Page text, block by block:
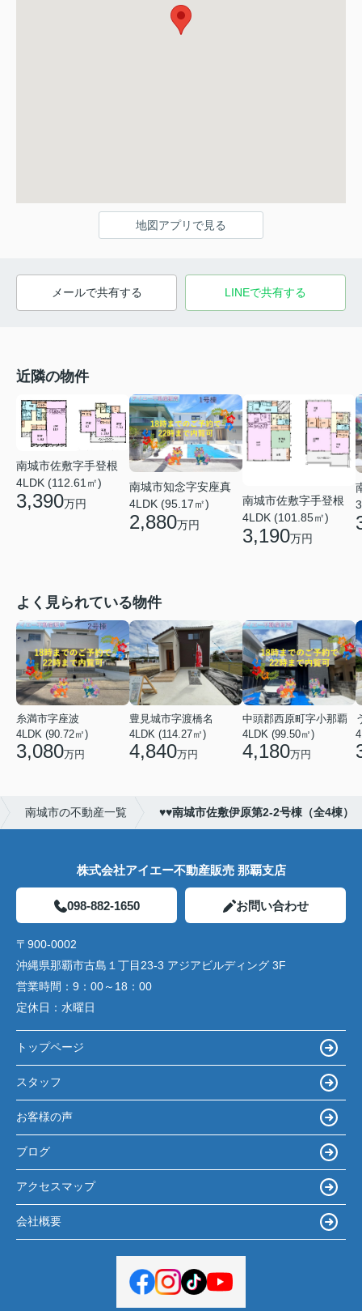
地図アプリで見る
メールで共有する LINEで共有する
近隣の物件
南城市佐敷字手登根
4LDK (112.61㎡)
3,390万円
南城市知念字安座真
4LDK (95.17㎡)
2,880万円
南城市佐敷字手登根
4LDK (101.85㎡)
3,190万円
よく見られている物件
糸満市字座波
4LDK (90.72㎡)
3,080万円
豊見城市字渡橋名
4LDK (114.27㎡)
4,840万円
中頭郡西原町字小那覇
4LDK (99.50㎡)
4,180万円
南城市の不動産一覧 ♥♥南城市佐敷伊原第2-2号棟（全4棟）
株式会社アイエー不動産販売 那覇支店
098-882-1650 お問い合わせ
〒900-0002
沖縄県那覇市古島１丁目23-3 アジアビルディング 3F
営業時間： 9：00～18：00
定休日： 水曜日
トップページ
スタッフ
お客様の声
ブログ
アクセスマップ
会社概要